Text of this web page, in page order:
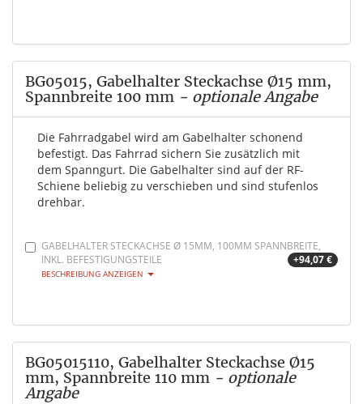
BG05015, Gabelhalter Steckachse Ø15 mm,
Spannbreite 100 mm - optionale Angabe
Die Fahrradgabel wird am Gabelhalter schonend
befestigt. Das Fahrrad sichern Sie zusätzlich mit
dem Spanngurt. Die Gabelhalter sind auf der RF-
Schiene beliebig zu verschieben und sind stufenlos
drehbar.
GABELHALTER STECKACHSE Ø 15MM, 100MM SPANNBREITE,
INKL. BEFESTIGUNGSTEILE
+94,07 €
BESCHREIBUNG ANZEIGEN
BG05015110, Gabelhalter Steckachse Ø15
mm, Spannbreite 110 mm - optionale
Angabe